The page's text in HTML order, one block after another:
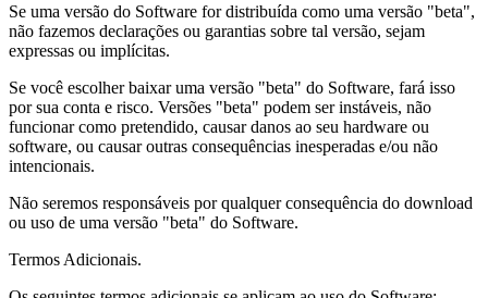
Se uma versão do Software for distribuída como uma versão "beta",
não fazemos declarações ou garantias sobre tal versão, sejam
expressas ou implícitas.
Se você escolher baixar uma versão "beta" do Software, fará isso
por sua conta e risco. Versões "beta" podem ser instáveis, não
funcionar como pretendido, causar danos ao seu hardware ou
software, ou causar outras consequências inesperadas e/ou não
intencionais.
Não seremos responsáveis por qualquer consequência do download
ou uso de uma versão "beta" do Software.
Termos Adicionais.